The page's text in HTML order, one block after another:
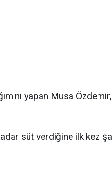
yapan Musa
süt verdiğine ilk kez